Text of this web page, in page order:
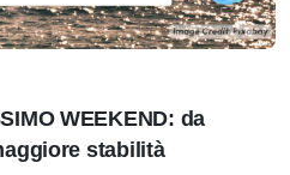
WEEKEND: da
stabilità